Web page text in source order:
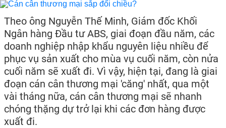
Theo ông Nguyễn Thế Minh, Giám đốc Khối
Ngân hàng Đầu tư ABS, giai đoạn đầu năm, các
doanh nghiệp nhập khẩu nguyên liệu nhiều để
phục vụ sản xuất cho mùa vụ cuối năm, còn nửa
cuối năm sẽ xuất đi. Vì vậy, hiện tại, đang là giai
đoạn cán cân thương mại 'căng' nhất, qua một
vài tháng nữa, cán cân thương mại sẽ nhanh
chóng thặng dự trở lại khi các đơn hàng được
xuất đi.